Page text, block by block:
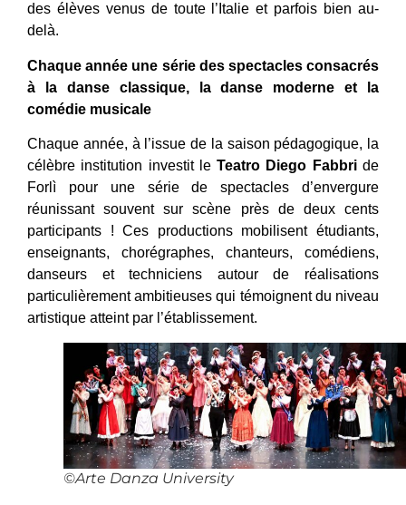
des élèves venus de toute l’Italie et parfois bien au-
delà.
Chaque année une série des spectacles consacrés
à la danse classique, la danse moderne et la
comédie musicale
Chaque année, à l’issue de la saison pédagogique, la
célèbre institution investit leTeatro Diego Fabbride
Forlì pour une série de spectacles d’envergure
réunissant souvent sur scène près de deux cents
participants ! Ces productions mobilisent étudiants,
enseignants, chorégraphes, chanteurs, comédiens,
danseurs et techniciens autour de réalisations
particulièrement ambitieuses qui témoignent du niveau
artistique atteint par l’établissement.
©Arte Danza University